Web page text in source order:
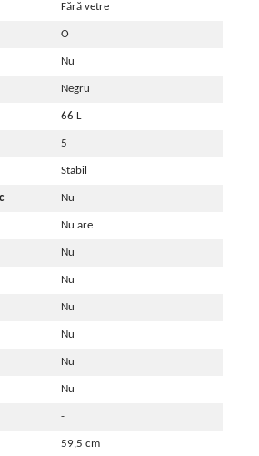
Fără vetre
O
Nu
Negru
66 L
5
Stabil
Nu
Nu are
Nu
Nu
Nu
Nu
Nu
Nu
-
59,5 cm